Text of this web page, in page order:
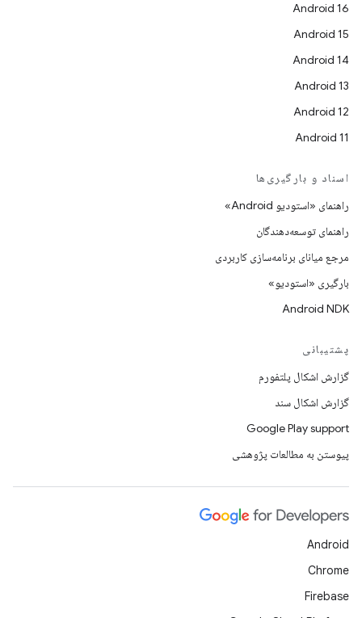
Android 16
Android 15
Android 14
Android 13
Android 12
Android 11
اسناد و بارگیری‌ها
راهنمای «استودیو Android»
راهنمای توسعه‌دهندگان
مرجع میانای برنامه‌سازی کاربردی
بارگیری «استودیو»
Android NDK
پشتیبانی
گزارش اشکال پلتفورم
گزارش اشکال سند
Google Play support
پیوستن به مطالعات پژوهشی
Android
Chrome
Firebase